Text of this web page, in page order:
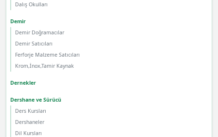
Dalış Okulları
Demir
Demir Doğramacılar
Demir Satıcıları
Ferforje Malzeme Satıcıları
Krom,İnox,Tamir Kaynak
Dernekler
Dershane ve Sürücü
Ders Kursları
Dershaneler
Dil Kursları